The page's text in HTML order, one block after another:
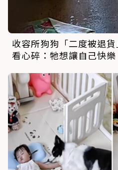
收容所狗狗「二度被退
看心碎：牠想讓自己快樂